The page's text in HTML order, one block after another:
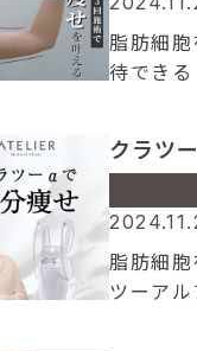
109
on null
/
109
脂肪細
待でき
②脂肪が
クラツ
109
脂肪細
ツーア